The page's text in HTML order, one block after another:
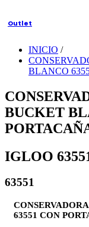
Outlet
INICIO /
BLANCO
BUCKET
IGLOO
63551
63551 CON